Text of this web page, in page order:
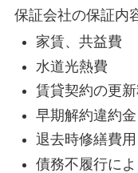
保証会社の保証内
家賃、共益費
水道光熱費
賃貸契約の更
早期解約違約金
退去時修繕費
債務不履行に